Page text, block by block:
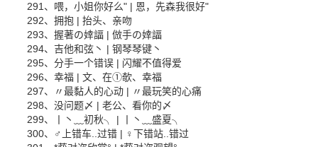
291、喂，小姐你好么" | 恩，先森我很好"
292、拥抱 | 抬头、亲吻
293、握著の婞諨 | 倣手の婞諨
294、吉他和弦丶 | 钢琴琴键丶
295、分手一个错误 | 闪耀不值得爱
296、幸福 | 文、在①欹、幸福
297、〃最黏人的心动 | 〃最玩笑的心痛
298、没问题〆 | 老公、看你的〆
299、丨丶﹏初秋╮ | 丨丶﹏盛夏╮
300、♂上错车..过错 | ♀下错站..错过